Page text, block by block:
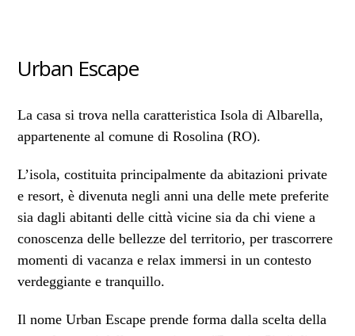
Urban Escape
La casa si trova nella caratteristica Isola di Albarella,
appartenente al comune di Rosolina (RO).
L’isola, costituita principalmente da abitazioni private
e resort, è divenuta negli anni una delle mete preferite
sia dagli abitanti delle città vicine sia da chi viene a
conoscenza delle bellezze del territorio, per trascorrere
momenti di vacanza e relax immersi in un contesto
verdeggiante e tranquillo.
Il nome Urban Escape prende forma dalla scelta della